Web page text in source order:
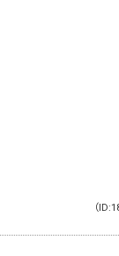
（